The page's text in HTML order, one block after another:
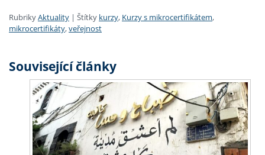
RubrikyAktuality | Štítky kurzy, Kurzy s mikrocertifikátem,
mikrocertifikáty,veřejnost
Související články